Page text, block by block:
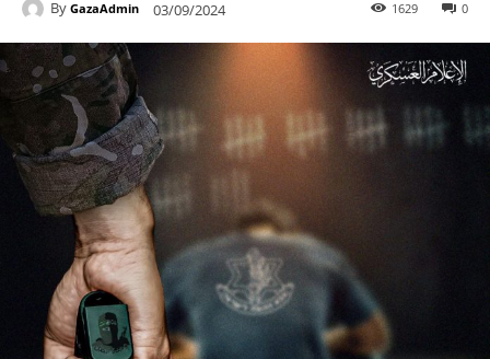
By GazaAdmin 03/09/2024 0
1629